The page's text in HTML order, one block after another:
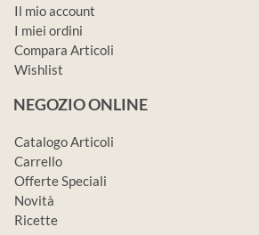
Il mio account
I miei ordini
Compara Articoli
Wishlist
NEGOZIO ONLINE
Catalogo Articoli
Carrello
Offerte Speciali
Novità
Ricette